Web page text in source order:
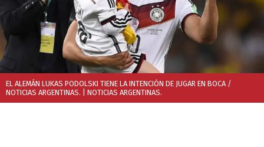
EL ALEMÁN LUKAS PODOLSKI TIENE LA INTENCIÓN DE JUGAR EN BOCA /
NOTICIAS ARGENTINAS. | NOTICIAS ARGENTINAS.